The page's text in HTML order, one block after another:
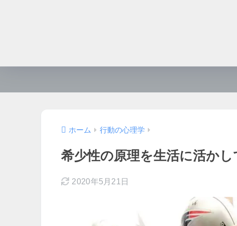
ホーム 行動の心理学
希少性の原理を生活に活か
2020年5月21日